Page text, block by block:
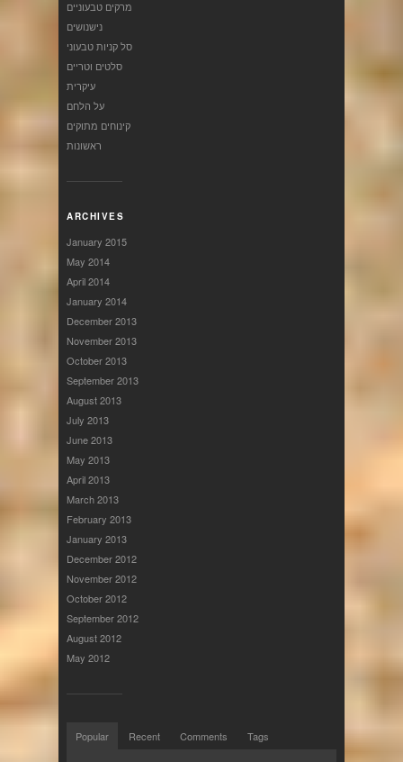
מרקים טבעוניים
נישנושים
סל קניות טבעוני
סלטים וטריים
עיקרית
על הלחם
קינוחים מתוקים
ראשונות
ARCHIVES
January 2015
May 2014
April 2014
January 2014
December 2013
November 2013
October 2013
September 2013
August 2013
July 2013
June 2013
May 2013
April 2013
March 2013
February 2013
January 2013
December 2012
November 2012
October 2012
September 2012
August 2012
May 2012
Popular Recent Comments Tags